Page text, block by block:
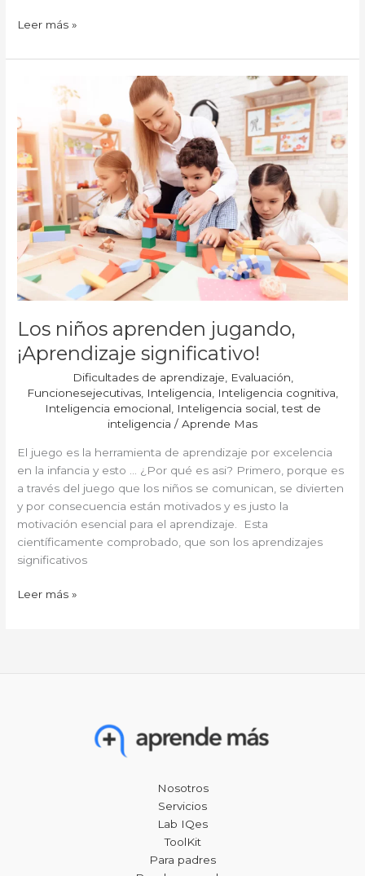
Leer más »
Los niños aprenden jugando,
¡Aprendizaje significativo!
Dificultades de aprendizaje Evaluación
Funcionesejecutivas Inteligencia Inteligencia cognitiva
Inteligencia emocional
Inteligencia social ,test de
inteligencia / Aprende Mas
El juego es la herramienta de aprendizaje por excelencia
en la infancia y esto … ¿Por qué es asi? Primero, porque es
a través del juego que los niños se comunican, se divierten
y por consecuencia están motivados y es justo la
motivación esencial para el aprendizaje. Esta
científicamente comprobado, que son los aprendizajes
significativos
aprenden
jugando,
¡Aprendizaje
significativo!
Leer más »
Nosotros
Servicios
Lab IQes
ToolKit
Para padres